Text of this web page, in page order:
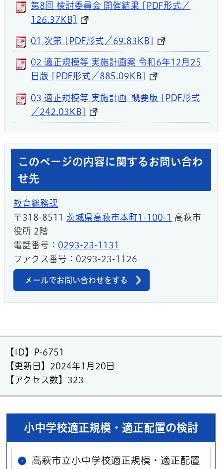
第8回 検討委員会 開催結果 [PDF形式／
126.37KB]
01 次第 [PDF形式／69.83KB]
02 適正規模等 実施計画案 令和6年12月25
日版 [PDF形式／885.09KB]
03 適正規模等 実施計画_概要版 [PDF形式
／242.03KB]
このページの内容に関するお問い合わ
せ先
教育総務課
〒318-8511 茨城県高萩市本町1-100-1
高萩市
役所 2階
電話番号： 0293-23-1131
ファクス番号：0293-23-1126
メールでお問い合わせをする
【ID】
P-6751
【更新日】 2024年1月20日
【アクセス数】 323
小中学校適正規模・適正配置の検討
高萩市立小中学校適正規模・適正配置